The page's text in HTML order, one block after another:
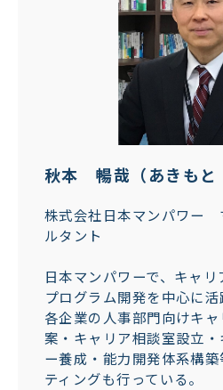
秋本 暢哉（あきもと
株式会社日本マンパワー
ルタント
日本マンパワーで、キャ
プログラム開発を中心に活
各企業の人事部門向けキ
案・キャリア相談室設立
ー養成・能力開発体系構
ティングも行っている。